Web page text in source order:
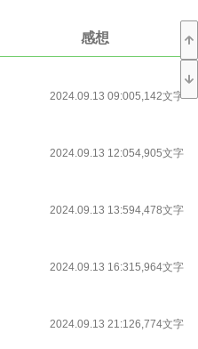
感想
2024.09.13 09:005,142文字
2024.09.13 12:054,905文字
2024.09.13 13:594,478文字
2024.09.13 16:315,964文字
2024.09.13 21:126,774文字